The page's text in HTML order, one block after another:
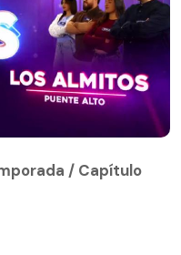
/ Capítulo